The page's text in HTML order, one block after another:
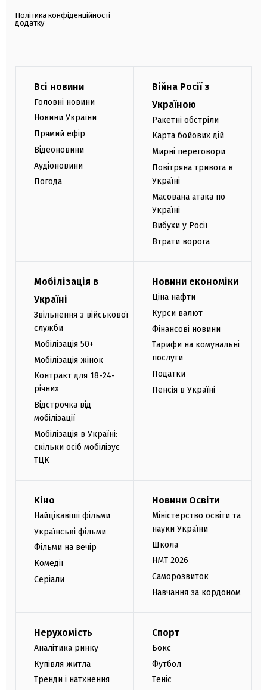
Політика конфіденційності
додатку
Всі новини
Головні новини
Новини України
Прямий ефір
Відеоновини
Аудіоновини
Погода
Війна Росії з
Україною
Ракетні обстріли
Карта бойових дій
Мирні переговори
Повітряна тривога в
Україні
Масована атака по
Україні
Вибухи у Росії
Втрати ворога
Мобілізація в
Україні
Звільнення з військової
служби
Мобілізація 50+
Мобілізація жінок
Контракт для 18-24-
річних
Відстрочка від
мобілізації
Мобілізація в Україні:
скільки осіб мобілізує
ТЦК
Новини економіки
Ціна нафти
Курси валют
Фінансові новини
Тарифи на комунальні
послуги
Податки
Пенсія в Україні
Кіно
Найцікавіші фільми
Українські фільми
Фільми на вечір
Комедії
Серіали
Новини Освіти
Міністерство освіти та
науки України
Школа
НМТ 2026
Саморозвиток
Навчання за кордоном
Нерухомість
Аналітика ринку
Купівля житла
Тренди і натхнення
Спорт
Бокс
Футбол
Теніс